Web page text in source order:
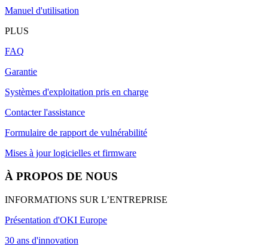
Manuel d'utilisation
PLUS
FAQ
Garantie
Systèmes d'exploitation pris en charge
Contacter l'assistance
Formulaire de rapport de vulnérabilité
Mises à jour logicielles et firmware
À PROPOS DE NOUS
INFORMATIONS SUR L’ENTREPRISE
Présentation d'OKI Europe
30 ans d'innovation